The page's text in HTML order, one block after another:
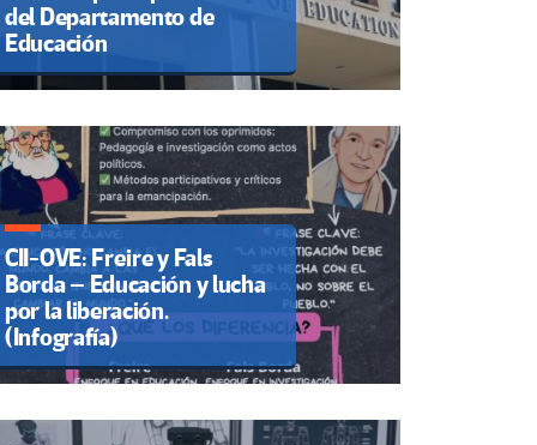
del Departamento de
Educación
CII-OVE: Freire y Fals
Borda – Educación y lucha
por la liberación.
(Infografía)